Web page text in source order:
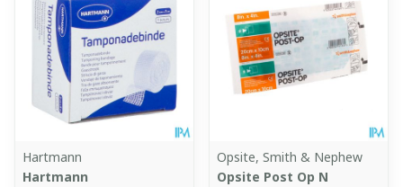
Hartmann
Hartmann
Opsite, Smith & Nephew
Opsite Post Op N